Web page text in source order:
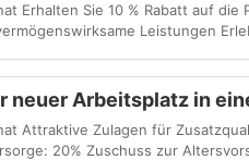
Erhalten Sie 10 % Rabatt auf die
Leistungen
Arbeitsplatz in
Attraktive Zulagen für
20% Zuschuss zur